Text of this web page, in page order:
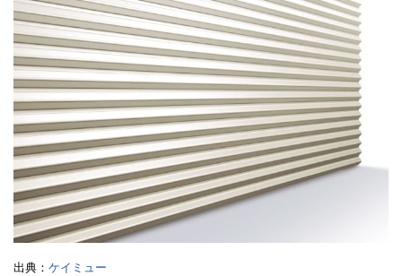
出典： ケイミュー